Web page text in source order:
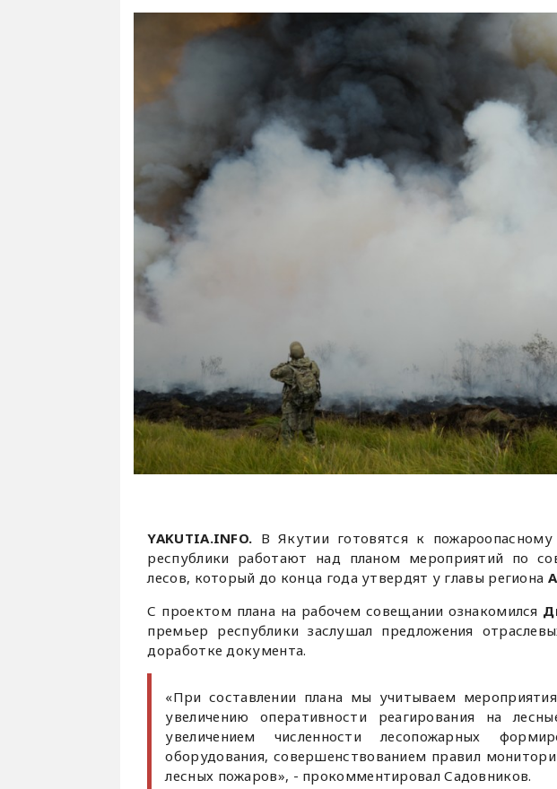
YAKUTIA.INFO. В Якутии готовятся к
республики работают над планом мероприятий по
лесов, который до конца года утвердят у главы региона
С проектом плана на рабочем совещании ознакомился
премьер республики заслушал предложения
доработке документа.
«При составлении плана мы учитываем
увеличению оперативности реагирования на
увеличением численности лесопожарных
оборудования, совершенствованием правил
лесных пожаров», - прокомментировал Садовников.